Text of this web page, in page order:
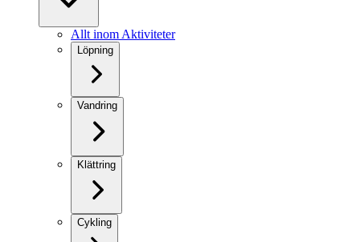
Allt inom Aktiviteter
Löpning
Vandring
Klättring
Cykling